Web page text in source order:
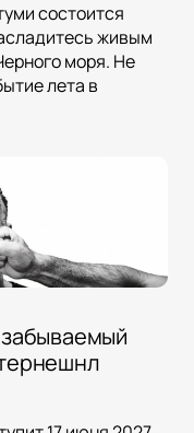
состоится
живым
моря. Не
лета в